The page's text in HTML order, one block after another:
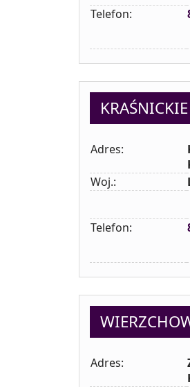
Telefon:
Adres:
Woj.:
Telefon:
Adres: